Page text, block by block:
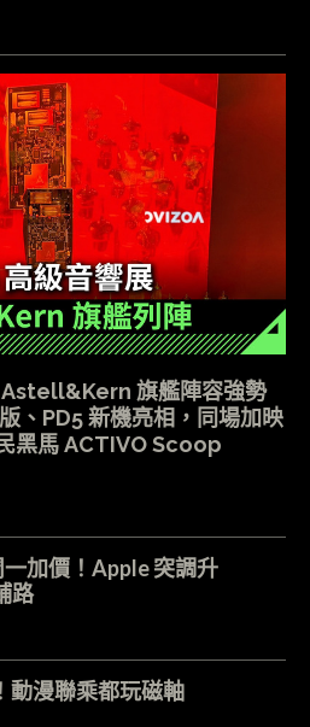
Astell&Kern 旗艦陣容強勢
、PD5 新機亮相，同場加映
黑馬 ACTIVO Scoop
加價！Apple 突調升
路
動漫聯乘都玩磁軸